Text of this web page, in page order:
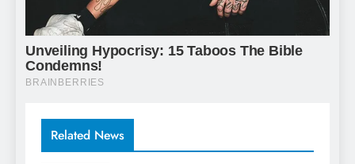
Related News